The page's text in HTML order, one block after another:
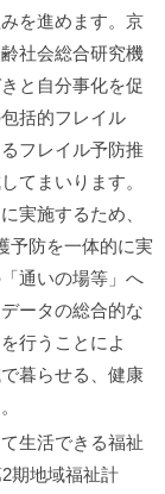
を進めます。京
社会総合研究機
と自分事化を促
括的フレイル
フレイル予防推
てまいります。
実施するため、
予防を一体的に実
通いの場等」へ
ータの総合的な
行うことによ
暮らせる、健康
生活できる福祉
期地域福祉計